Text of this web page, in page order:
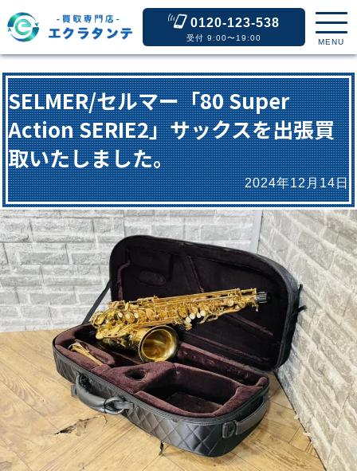
0120-123-538
受付 9:00〜19:00 MENU
SELMER/セルマー「80 Super
Action SERIE2」サックスを出張買
取いたしました。
2024年12月14日